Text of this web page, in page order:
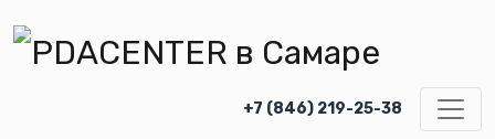
+7 (846) 219-25-38